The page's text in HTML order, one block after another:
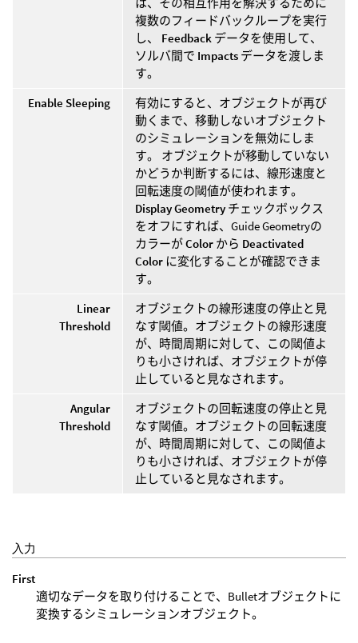
複数のフィードバックループを実行
し、 Feedback データを使用して、
ソルバ間で Impacts データを渡しま
す。
Enable Sleeping
有効にすると、オブジェクトが再び
動くまで、移動しないオブジェクト
のシミュレーションを無効にしま
す。 オブジェクトが移動していない
かどうか判断するには、線形速度と
回転速度の閾値が使われます。
Display Geometry チェックボックス
をオフにすれば、Guide Geometryの
カラーがColor から Deactivated
Color に変化することが確認できま
す。
Linear
Threshold
オブジェクトの線形速度の停止と見
なす閾値。オブジェクトの線形速度
が、時間周期に対して、この閾値よ
りも小さければ、オブジェクトが停
止していると見なされます。
Angular
Threshold
オブジェクトの回転速度の停止と見
なす閾値。オブジェクトの回転速度
が、時間周期に対して、この閾値よ
りも小さければ、オブジェクトが停
止していると見なされます。
入力
First
適切なデータを取り付けることで、Bulletオブジェクトに
変換するシミュレーションオブジェクト。